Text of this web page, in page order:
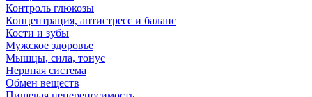
Контроль глюкозы
Концентрация, антистресс и баланс
Кости и зубы
Мужское здоровье
Мышцы, сила, тонус
Нервная система
Обмен веществ